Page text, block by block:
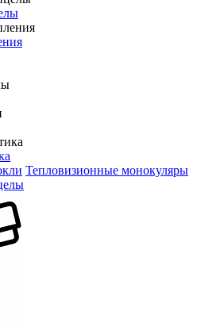
Тепловизионные монокуляры